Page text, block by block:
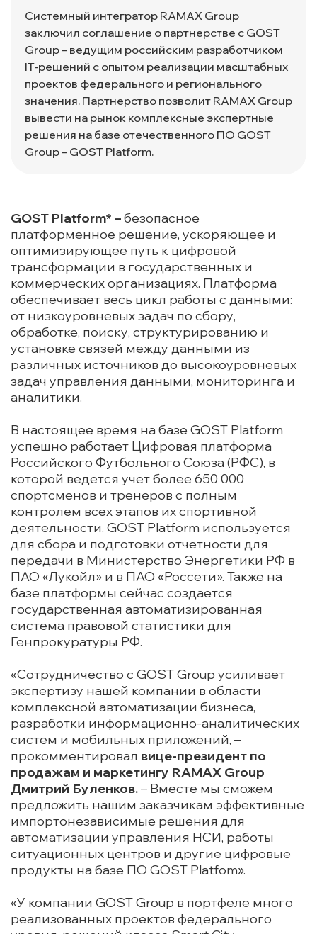
Системный интегратор RAMAX Group
заключил соглашение о партнерстве с GOST
Group – ведущим российским разработчиком
IT-решений с опытом реализации масштабных
проектов федерального и регионального
значения. Партнерство позволит RAMAХ Group
вывести на рынок комплексные экспертные
решения на базе отечественного ПО GOST
Group – GOST Platform.
GOST Platform* –безопасное
платформенное решение, ускоряющее и
оптимизирующее путь к цифровой
трансформации в государственных и
коммерческих организациях. Платформа
обеспечивает весь цикл работы с данными:
от низкоуровневых задач по сбору,
обработке, поиску, структурированию и
установке связей между данными из
различных источников до высокоуровневых
задач управления данными, мониторинга и
аналитики.
В настоящее время на базе GOST Platform
успешно работает Цифровая платформа
Российского Футбольного Союза (РФС), в
которой ведется учет более 650 000
спортсменов и тренеров с полным
контролем всех этапов их спортивной
деятельности. GOST Platform используется
для сбора и подготовки отчетности для
передачи в Министерство Энергетики РФ в
ПАО «Лукойл» и в ПАО «Россети». Также на
базе платформы сейчас создается
государственная автоматизированная
система правовой статистики для
Генпрокуратуры РФ.
«Сотрудничество с GOST Group усиливает
экспертизу нашей компании в области
комплексной автоматизации бизнеса,
разработки информационно-аналитических
систем и мобильных приложений, –
прокомментировал вице-президент по
продажам и маркетингу RAMAX Group
Дмитрий Буленков.– Вместе мы сможем
предложить нашим заказчикам эффективные
импортонезависимые решения для
автоматизации управления НСИ, работы
ситуационных центров и другие цифровые
продукты на базе ПО GOST Platfom».
«У компании GOST Group в портфеле много
реализованных проектов федерального